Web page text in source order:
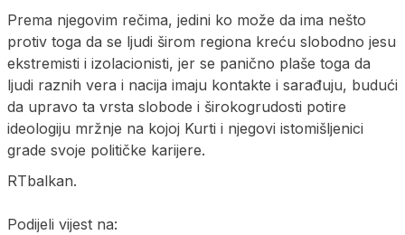
Prema njegovim rečima, jedini ko može da ima nešto
protiv toga da se ljudi širom regiona kreću slobodno jesu
ekstremisti i izolacionisti, jer se panično plaše toga da
ljudi raznih vera i nacija imaju kontakte i sarađuju, budući
da upravo ta vrsta slobode i širokogrudosti potire
ideologiju mržnje na kojoj Kurti i njegovi istomišljenici
grade svoje političke karijere.
RTbalkan.
Podijeli vijest na: